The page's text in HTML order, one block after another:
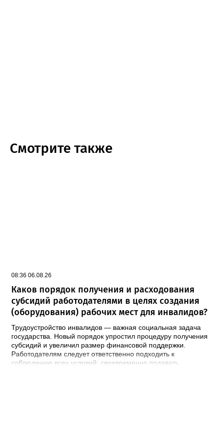
Смотрите также
08:36 06.08.26
Каков порядок получения и расходования
субсидий работодателями в целях создания
(оборудования) рабочих мест для инвалидов?
Трудоустройство инвалидов — важная социальная задача
государства. Новый порядок упростил процедуру получения
субсидий и увеличил размер финансовой поддержки.
Работодателям следует ответственно подходить к
соблюдению всех условий: своевременно подавать